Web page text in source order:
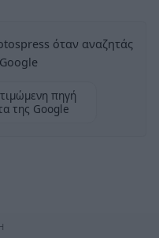
όταν αναζητάς
πηγή
της Google